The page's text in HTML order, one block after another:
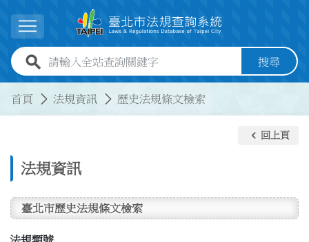
展開選單
全站查詢關鍵字欄位 搜尋
首頁 法規資訊 歷史法規條文檢索
法規資訊
keyboard_arrow_left 回上頁
臺北市歷史法規條文檢索
法規類號